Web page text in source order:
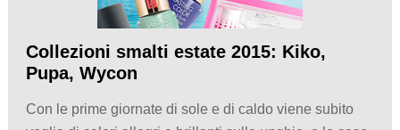
Collezioni smalti estate 2015: Kiko,
Pupa, Wycon
Con le prime giornate di sole e di caldo viene subito